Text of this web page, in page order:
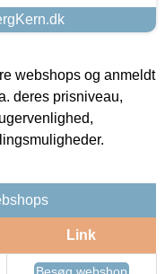
webshops og anmeldt
deres prisniveau,
Link